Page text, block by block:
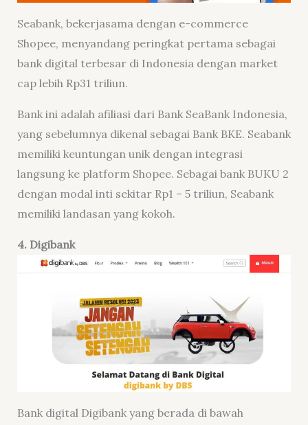
Seabank, bekerjasama dengan e-commerce
Shopee, menyandang peringkat pertama sebagai
bank digital terbesar di Indonesia dengan market
cap lebih Rp31 triliun.
Bank ini adalah afiliasi dari Bank SeaBank Indonesia,
yang sebelumnya dikenal sebagai Bank BKE. Seabank
memiliki keuntungan unik dengan integrasi
langsung ke platform Shopee. Sebagai bank BUKU 2
dengan modal inti sekitar Rp1 – 5 triliun, Seabank
memiliki landasan yang kokoh.
4. Digibank
Bank digital Digibank yang berada di bawah